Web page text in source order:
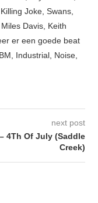
Joke, Swans,
Davis, Keith
er een goede beat
Industrial, Noise,
next post
4Th Of July (Saddle
Creek)